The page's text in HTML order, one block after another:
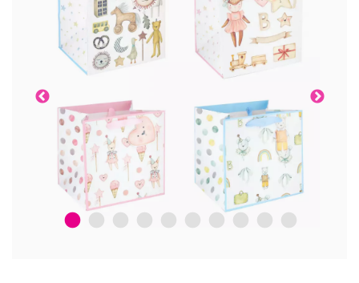
1 2 3 4 5 6 7 8 9 10